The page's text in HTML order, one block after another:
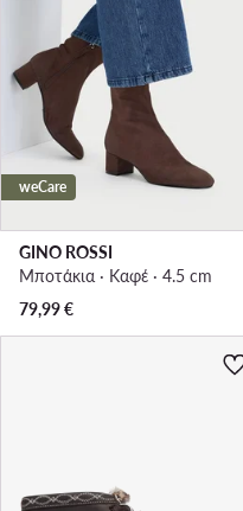
weCare
GINO ROSSI
Μποτάκια · Καφέ · 4.5 cm
79,99€